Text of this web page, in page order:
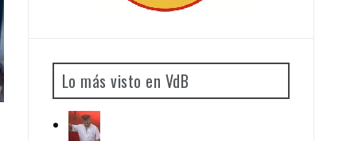
Lo más visto en VdB